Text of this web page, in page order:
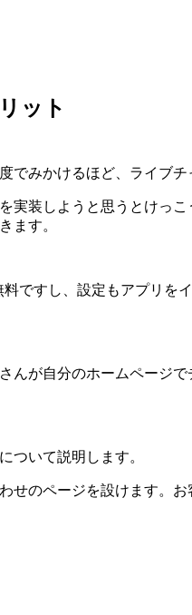
ット
でみかけるほど、ライブ
実装しようと思うとけっこ
ます。
ですし、設定もアプリ
んが自分のホームページ
ついて説明します。
のページを設けます。